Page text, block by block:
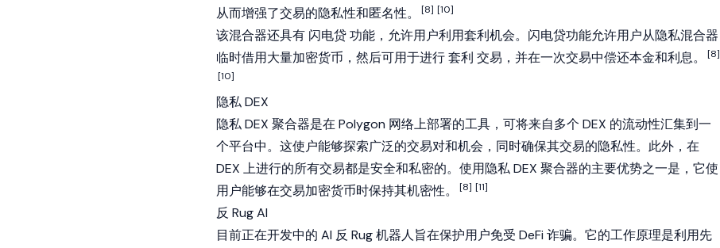
从而增强了交易的隐私性和匿名性。
[8] [10]
该混合器还具有 闪电贷功能，允许用户利用套利机会。闪电贷功能允许用户从隐私混合器
临时借用大量加密货币，然后可用于进行套利 交易，并在一次交易中偿还本金和利息。
[8]
[10]
隐私 DEX
隐私 DEX 聚合器是在 Polygon 网络上部署的工具，可将来自多个 DEX 的流动性汇集到一
个平台中。这使户能够探索广泛的交易对和机会，同时确保其交易的隐私性。此外，在
DEX 上进行的所有交易都是安全和私密的。使用隐私 DEX 聚合器的主要优势之一是，它使
用户能够在交易加密货币时保持其机密性。
[8] [11]
反 Rug AI
目前正在开发中的 AI 反 Rug 机器人旨在保护用户免受 DeFi 诈骗。它的工作原理是利用先